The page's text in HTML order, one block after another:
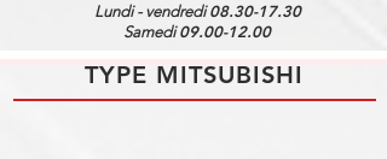
Lundi - vendredi08.30-17.30
Samedi09.00-12.00
TYPE MITSUBISHI